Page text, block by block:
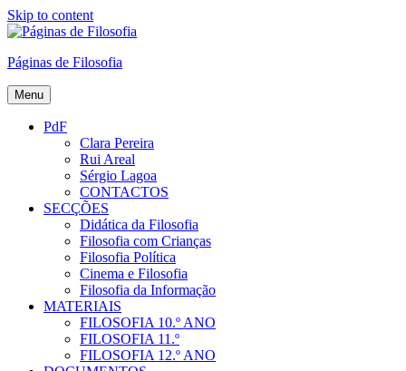
Skip to content
Páginas de Filosofia
Menu
PdF
Clara Pereira
Rui Areal
Sérgio Lagoa
CONTACTOS
SECÇÕES
Didática da Filosofia
Filosofia com Crianças
Filosofia Política
Cinema e Filosofia
Filosofia da Informação
MATERIAIS
FILOSOFIA 10.º ANO
FILOSOFIA 11.º
FILOSOFIA 12.º ANO